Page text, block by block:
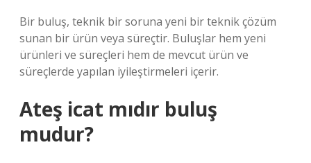
Bir buluş, teknik bir soruna yeni bir teknik çözüm
sunan bir ürün veya süreçtir. Buluşlar hem yeni
ürünleri ve süreçleri hem de mevcut ürün ve
süreçlerde yapılan iyileştirmeleri içerir.
Ateş icat mıdır buluş
mudur?